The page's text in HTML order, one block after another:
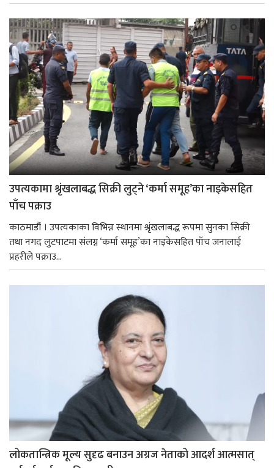
उपत्यकामा श्रृंखलाबद्ध सिक्री लुट्ने ‘कर्मा समूह’का नाइकेसहित
पाँच पक्राउ
काठमाडौं । उपत्यकाका विभिन्न स्थानमा श्रृंखलाबद्ध रूपमा सुनका सिक्री
तथा नगद लुटपाटमा संलग्न ‘कर्मा समूह’का नाइकेसहित पाँच जनालाई
प्रहरीले पक्राउ...
लोकतान्त्रिक मूल्य सुदृढ बनाउन अग्रज नेताको आदर्श आत्मसात्